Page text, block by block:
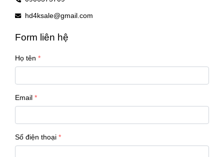
hd4ksale@gmail.com
Form liên hệ
Họ tên
Email
Số điện thoại